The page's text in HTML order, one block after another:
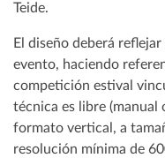
Teide.
El diseño deberá
evento, haciendo
competición estival
técnica es libre (manual
formato vertical, a
resolución mínima de